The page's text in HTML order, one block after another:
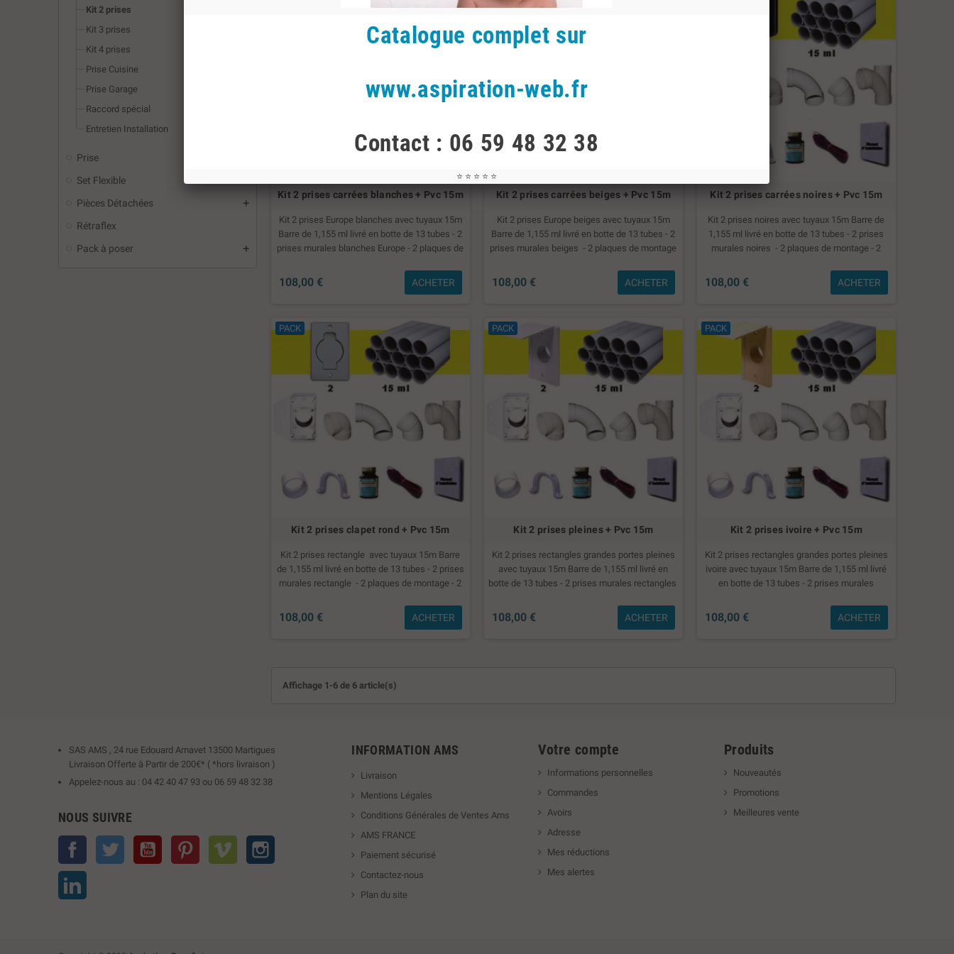
Kit 2 prises
Kit 3 prises
Kit 4 prises
Prise Cuisine
Prise Garage
Raccord spécial
Entretien Installation
Prise
Set Flexible
Pièces Détachées
Rétraflex
Pack à poser
Kit 2 prises carrées blanches + Pvc 15m
Kit 2 prises Europe blanches avec tuyaux 15m
Barre de 1,155 ml livré en botte de 13 tubes - 2
prises murales blanches Europe - 2 plaques de
90°long FF - 1 té 90° - 2 Coudes 45° FF - 6
manchons- 4 colliers - 1 tube de colle 60ml - 15
108,00 € ACHETER
Kit 2 prises carrées beiges + Pvc 15m
Kit 2 prises Europe beiges avec tuyaux 15m
Barre de 1,155 ml livré en botte de 13 tubes - 2
prises murales beiges - 2 plaques de montage
té 90° - 2 Coudes 45° FF - 6 manchons- 4
colliers - 1 tube de colle 60ml - 15 ml de fil - 1
108,00 € ACHETER
Kit 2 prises carrées noires + Pvc 15m
Kit 2 prises noires avec tuyaux 15m Barre de
1,155 ml livré en botte de 13 tubes - 2 prises
murales noires - 2 plaques de montage - 2
90° - 2 Coudes 45° FF - 6 manchons- 4 colliers -
1 tube de colle 60ml - 15 ml de fil - 1 manuel
108,00 € ACHETER
PACK
Kit 2 prises clapet rond + Pvc 15m
Kit 2 prises rectangle avec tuyaux 15m Barre
de 1,155 ml livré en botte de 13 tubes - 2 prises
murales rectangle - 2 plaques de montage - 2
90° - 2 Coudes 45° FF - 6 manchons- 4 colliers -
1 tube de colle 60ml - 15 ml de fil - 1 manuel
108,00 € ACHETER
PACK
Kit 2 prises pleines + Pvc 15m
Kit 2 prises rectangles grandes portes pleines
avec tuyaux 15m Barre de 1,155 ml livré en
botte de 13 tubes - 2 prises murales rectangles
- 6 Coudes 90°long FF - 1 té 90° - 2 Coudes 45°
FF - 6 manchons- 4 colliers - 1 tube de colle
108,00 € ACHETER
PACK
Kit 2 prises ivoire + Pvc 15m
Kit 2 prises rectangles grandes portes pleines
ivoire avec tuyaux 15m Barre de 1,155 ml livré
en botte de 13 tubes - 2 prises murales
Coudes 90° courts - 6 Coudes 90°long FF - 1 té
90° - 2 Coudes 45° FF - 6 manchons- 4 colliers -
108,00 € ACHETER
Affichage 1-6 de 6 article(s)
SAS AMS , 24 rue Edouard Amavet 13500 Martigues
Livraison Offerte à Partir de 200€* ( *hors livraison )
Appelez-nous au : 04 42 40 47 93 ou 06 59 48 32 38
NOUS SUIVRE
Facebook Twitter YouTube Pinterest Vimeo
INFORMATION AMS
Livraison
Mentions Légales
Conditions Générales de Ventes Ams
AMS FRANCE
Paiement sécurisé
Contactez-nous
Plan du site
Votre compte
Informations personnelles
Commandes
Avoirs
Adresse
Mes réductions
Mes alertes
Produits
Nouveautés
Promotions
Meilleures vente
Catalogue complet sur
www.aspiration-web.fr
Contact : 06 59 48 32 38
⭐ ⭐ ⭐ ⭐ ⭐